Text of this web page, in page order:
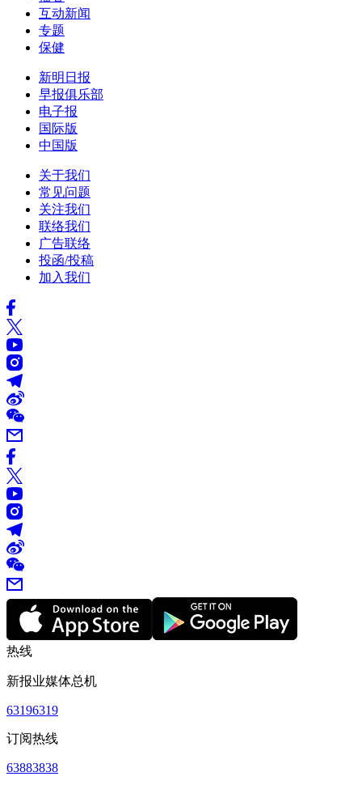
互动新闻
专题
保健
新明日报
早报俱乐部
电子报
国际版
中国版
关于我们
常见问题
关注我们
联络我们
广告联络
投函/投稿
加入我们
热线
新报业媒体总机
63196319
订阅热线
63883838